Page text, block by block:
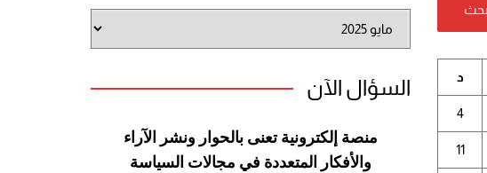
د
4
11
الموقع
السؤال الآن
منصة إلكترونية تعنى بالحوار ونشر
الآراء
والأفكار المتعددة في مجالات السياسة